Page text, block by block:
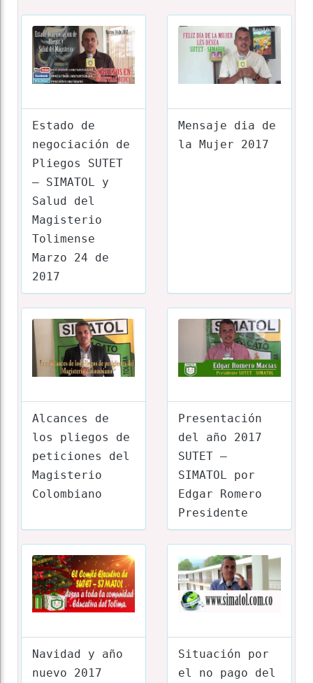
Estado de
negociación de
Pliegos SUTET
– SIMATOL y
Salud del
Magisterio
Tolimense
Marzo 24 de
2017
Mensaje dia de
la Mujer 2017
Alcances de
los pliegos de
peticiones del
Magisterio
Colombiano
Presentación
del año 2017
SUTET –
SIMATOL por
Edgar Romero
Presidente
Navidad y año
nuevo 2017
Situación por
el no pago del